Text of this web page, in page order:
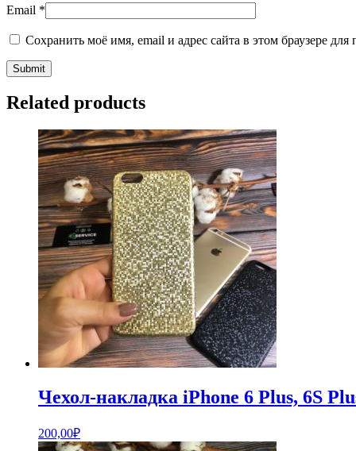
Email *
Сохранить моё имя, email и адрес сайта в этом браузере
Related products
Чехол-накладка iPhone 6 Plus, 6S
200,00₽